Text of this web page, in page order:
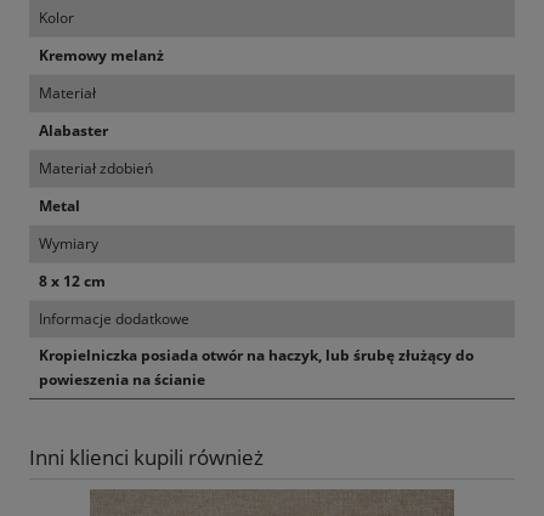
Kolor
Kremowy melanż
Materiał
Alabaster
Materiał zdobień
Metal
Wymiary
8 x 12 cm
Informacje dodatkowe
Kropielniczka posiada otwór na haczyk, lub śrubę złużący do
powieszenia na ścianie
Inni klienci kupili również